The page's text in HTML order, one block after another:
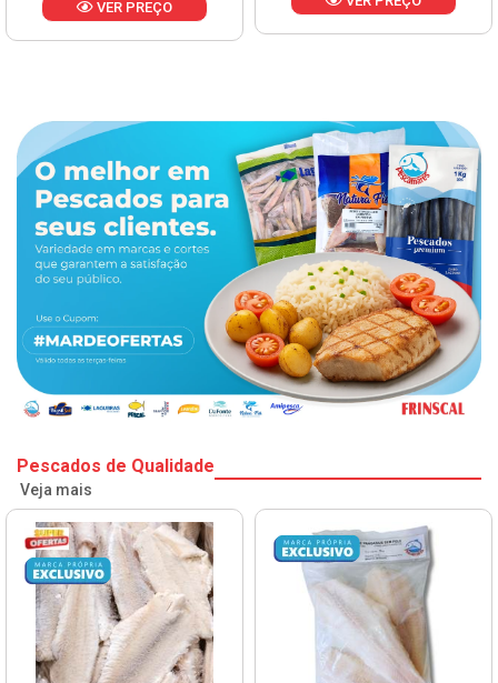
VER PREÇO
Pescados de Qualidade
Veja mais